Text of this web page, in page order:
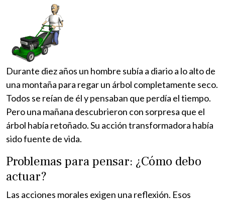
Durante diez años un hombre subía a diario a lo alto de
una montaña para regar un árbol completamente seco.
Todos se reían de él y pensaban que perdía el tiempo.
Pero una mañana descubrieron con sorpresa que el
árbol había retoñado. Su acción transformadora había
sido fuente de vida.
Problemas para pensar: ¿Cómo debo
actuar?
Las acciones morales exigen una reflexión. Esos